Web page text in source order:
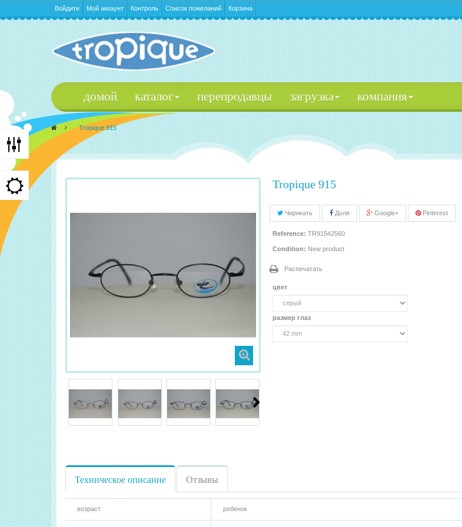
Войдите Мой аккаунт Контроль Список пожеланий Корзина
домой каталог перепродавцы загрузка компания
> Tropique 915
Tropique 915
Чирикать Доля Google+ Pinterest
Reference: TR91542560
Condition: New product
Распечатать
цвет
размер глаз
Техническое описание Отзывы
возраст ребенок